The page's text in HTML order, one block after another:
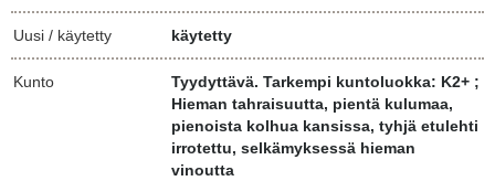
Uusi / käytetty käytetty
Kunto
Tyydyttävä. Tarkempi kuntoluokka: K2+ ;
Hieman tahraisuutta, pientä kulumaa,
pienoista kolhua kansissa, tyhjä etulehti
irrotettu, selkämyksessä hieman
vinoutta